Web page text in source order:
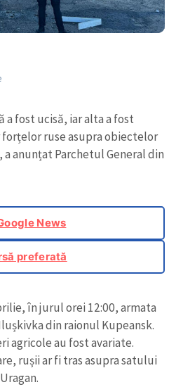
a fost ucisă, iar alta a fost
ruse asupra obiectelor
anunțat Parchetul General din
News
preferată
în jurul orei 12:00, armata
din raionul Kupeansk.
agricole au fost avariate.
rușii ar fi tras asupra satului